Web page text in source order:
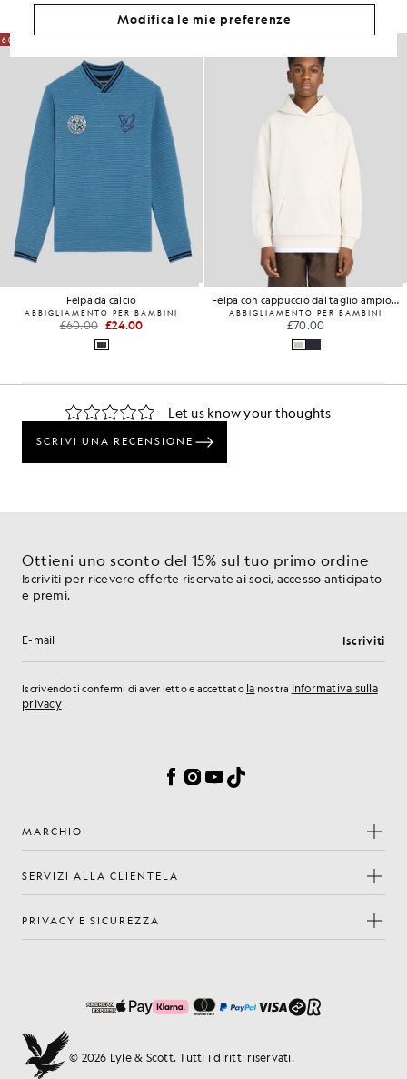
60% DI SCONTO
Felpa da calcio
ABBIGLIAMENTO PER BAMBINI
£60.00 £24.00
Felpa con cappuccio dal taglio ampio e spalle scese
ABBIGLIAMENTO PER BAMBINI
£70.00
Ottieni uno sconto del 15% sul tuo primo ordine
Iscriviti per ricevere offerte riservate ai soci, accesso anticipato
e premi.
Indirizzo e-mail Iscriviti
Iscrivendoti confermi di aver letto e accettato la nostra Informativa sulla
privacy
Facebook
Instagram
YouTube
TikTok
MARCHIO
SERVIZI ALLA CLIENTELA
PRIVACY E SICUREZZA
© 2026 Lyle & Scott. Tutti i diritti riservati.
Modifica le mie preferenze